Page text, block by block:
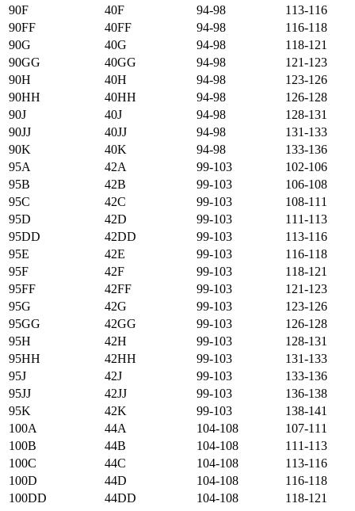
90F
40F 94-98
113-116
90FF
40FF 94-98
116-118
90G
40G 94-98
118-121
90GG
40GG 94-98
121-123
90H
40H 94-98
123-126
90HH
40HH 94-98
126-128
90J
40J 94-98
128-131
90JJ
40JJ 94-98
131-133
90K
40K 94-98
133-136
95А
42А 99-103
102-106
95B
42B 99-103
106-108
95C
42C 99-103
108-111
95D
42D 99-103
111-113
95DD
42DD 99-103
113-116
95E
42E 99-103
116-118
95F
42F 99-103
118-121
95FF
42FF 99-103
121-123
95G
42G 99-103
123-126
95GG
42GG 99-103
126-128
95H
42H 99-103
128-131
95HH
42HH 99-103
131-133
95J
42J 99-103
133-136
95JJ
42JJ 99-103
136-138
95K
42K 99-103
138-141
100А
44А 104-108
107-111
100B
44B 104-108
111-113
100C
44C 104-108
113-116
100D
44D 104-108
116-118
100DD
44DD 104-108
118-121